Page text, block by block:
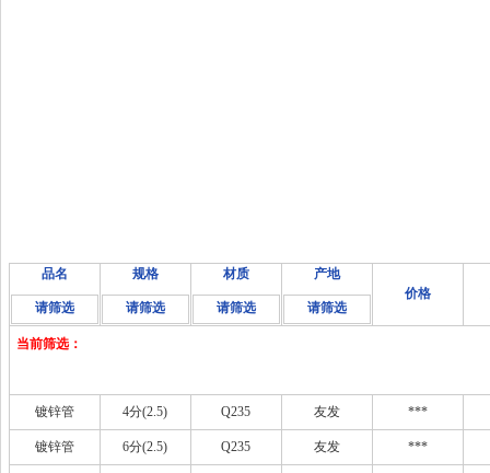
品名
请筛选
规格
请筛选
材质
请筛选
产地
请筛选
价格
当前筛选：
镀锌管 4分(2.5) Q235 友发 ***
镀锌管 6分(2.5) Q235 友发 ***